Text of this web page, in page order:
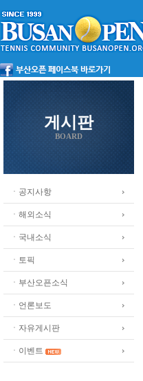
게시판
BOARD
ㆍ공지사항
ㆍ해외소식
ㆍ국내소식
ㆍ토픽
ㆍ부산오픈소식
ㆍ언론보도
ㆍ자유게시판
ㆍ이벤트